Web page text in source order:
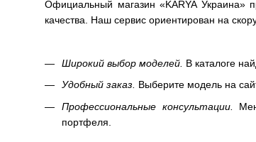
Официальный магазин «KARYA Украина»
качества. Наш сервис ориентирован на
Широкий выбор моделей. В каталоге
Удобный заказ. Выберите модель на
Профессиональные консультации.
портфеля.